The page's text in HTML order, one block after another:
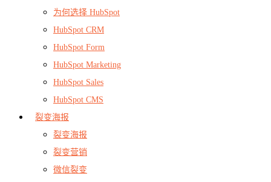
为何选择 HubSpot
HubSpot CRM
HubSpot Form
HubSpot Marketing
HubSpot Sales
HubSpot CMS
裂变海报
裂变海报
裂变营销
微信裂变